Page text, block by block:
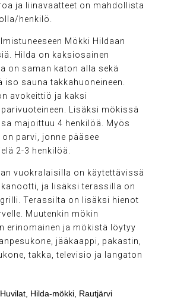
ja liinavaatteet on mahdollista
henkilö.
Mökki Hildaan
Hilda on kaksiosainen
on saman katon alla sekä
iso sauna takkahuoneineen.
avokeittiö ja kaksi
Lisäksi mökissä
majoittuu 4 henkilöä. Myös
parvi, jonne pääsee
2-3 henkilöä.
vuokralaisilla on käytettävissä
kanootti, ja lisäksi terassilla on
Terassilta on lisäksi hienot
Muutenkin mökin
erinomainen ja mökistä löytyy
jääkaappi, pakastin,
takka, televisio ja langaton